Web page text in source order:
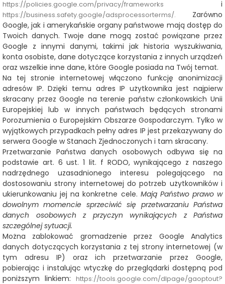
https://policies.google.com/privacy/frameworks i
https://business.safety.google/adsprocessorterms/. Zarówno
Google, jak i amerykańskie organy państwowe mają dostęp do
Twoich danych. Twoje dane mogą zostać powiązane przez
Google z innymi danymi, takimi jak historia wyszukiwania,
konta osobiste, dane dotyczące korzystania z innych urządzeń
oraz wszelkie inne dane, które Google posiada na Twój temat.
Na tej stronie internetowej włączono funkcję anonimizacji
adresów IP. Dzięki temu adres IP użytkownika jest najpierw
skracany przez Google na terenie państw członkowskich Unii
Europejskiej lub w innych państwach będących stronami
Porozumienia o Europejskim Obszarze Gospodarczym. Tylko w
wyjątkowych przypadkach pełny adres IP jest przekazywany do
serwera Google w Stanach Zjednoczonych i tam skracany.
Przetwarzanie Państwa danych osobowych odbywa się na
podstawie art. 6 ust. 1 lit. f RODO, wynikającego z naszego
nadrzędnego uzasadnionego interesu polegającego na
dostosowaniu strony internetowej do potrzeb użytkowników i
ukierunkowaniu jej na konkretne cele. Mają Państwo prawo w
dowolnym momencie sprzeciwić się przetwarzaniu Państwa
danych osobowych z przyczyn wynikających z Państwa
szczególnej sytuacji.
Można zablokować gromadzenie przez Google Analytics
danych dotyczących korzystania z tej strony internetowej (w
tym adresu IP) oraz ich przetwarzanie przez Google,
pobierając i instalując wtyczkę do przeglądarki dostępną pod
poniższym linkiem: https://tools.google.com/dlpage/gaoptout?